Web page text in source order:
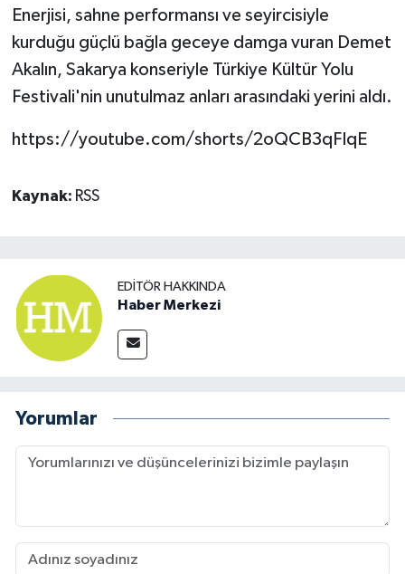
Enerjisi, sahne performansı ve seyircisiyle
kurduğu güçlü bağla geceye damga vuran Demet
Akalın, Sakarya konseriyle Türkiye Kültür Yolu
Festivali'nin unutulmaz anları arasındaki yerini aldı.
https://youtube.com/shorts/2oQCB3qFIqE
Kaynak: RSS
EDITÖR HAKKINDA
Haber Merkezi
Yorumlar